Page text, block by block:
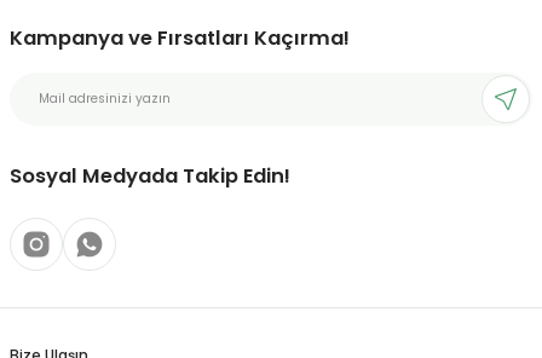
Kampanya ve Fırsatları Kaçırma!
Sosyal Medyada Takip Edin!